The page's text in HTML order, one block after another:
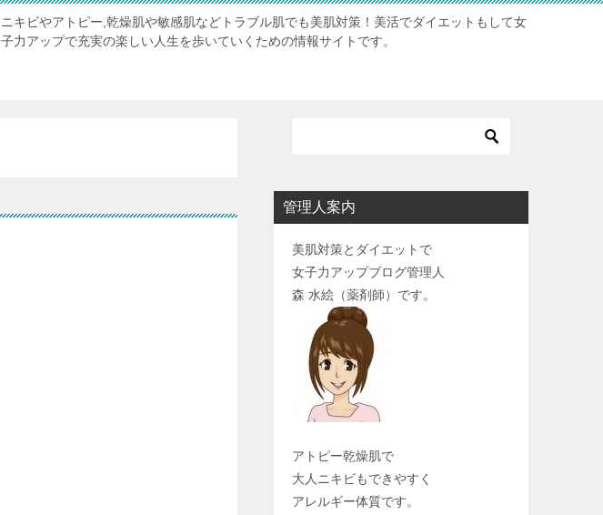
ニキビやアトピー,乾燥肌や敏感肌などトラブル肌でも美肌対策！美活でダイエットもして女
子力アップで充実の楽しい人生を歩いていくための情報サイトです。
管理人案内
美肌対策とダイエットで
女子力アップブログ管理人
森 水絵（薬剤師）です。
アトピー乾燥肌で
大人ニキビもできやすく
アレルギー体質です。